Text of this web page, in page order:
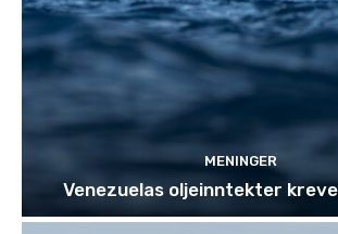
MENINGER
Venezuelas oljeinntekter